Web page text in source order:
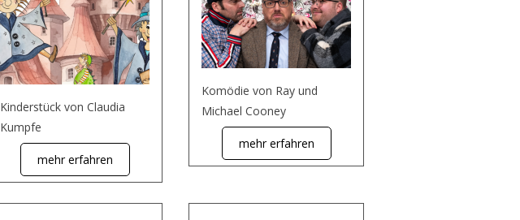
Kinderstück von Claudia
Kumpfe
mehr erfahren
Komödie von Ray und
Michael Cooney
mehr erfahren